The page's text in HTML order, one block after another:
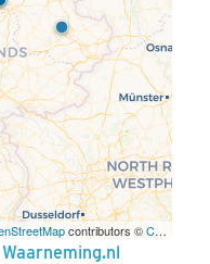
contributors ©CARTO
Waarneming.nl